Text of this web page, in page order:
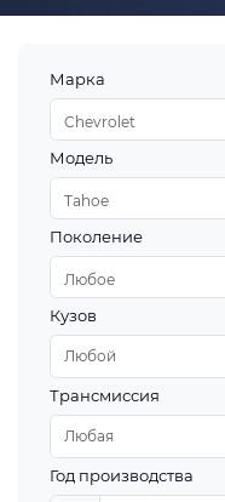
Марка
Chevrolet
Модель
Tahoe
Поколение
Любое
Кузов
Трансмиссия
Год производства